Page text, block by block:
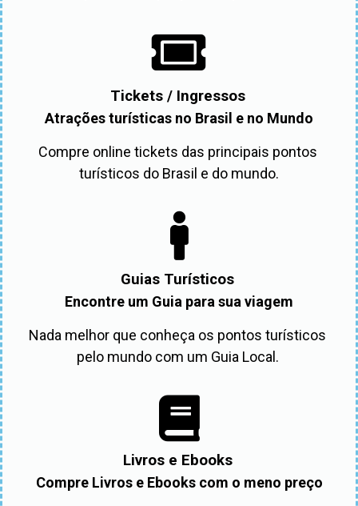
Tickets / Ingressos
Atrações turísticas no Brasil e no Mundo
Compre online tickets das principais pontos
turísticos do Brasil e do mundo.
Guias Turísticos
Encontre um Guia para sua viagem
Nada melhor que conheça os pontos turísticos
pelo mundo com um Guia Local.
Livros e Ebooks
Compre Livros e Ebooks com o meno preço